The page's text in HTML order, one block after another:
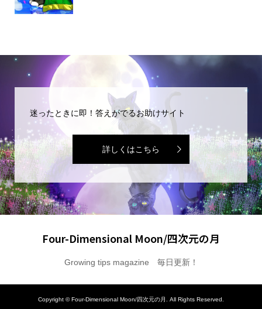
迷ったときに即！答えがでるお助けサイト
詳しくはこちら
Four-Dimensional Moon/四次元の月
Growing tips magazine 毎日更新！
Copyright ©Four-Dimensional Moon/四次元の月. All Rights Reserved.